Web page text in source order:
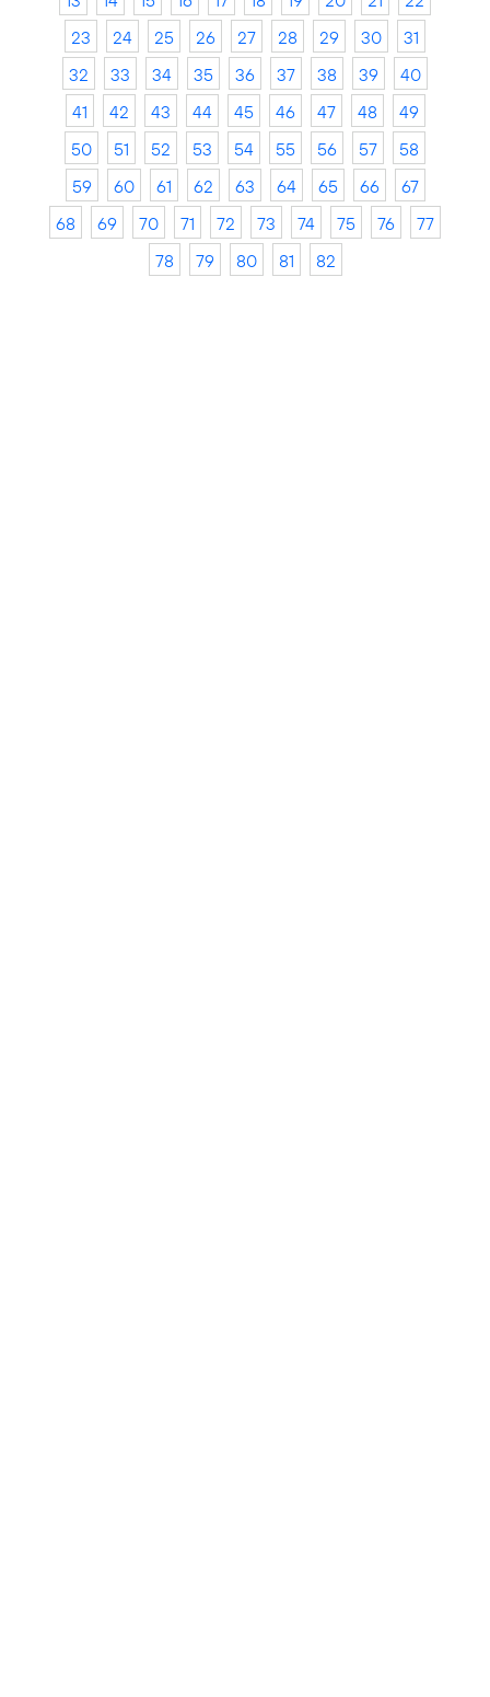
23
24 25 26 27 28 29 30
31
32
33 34 35 36 37 38 39
40
41
42 43 44 45 46 47 48
49
50
51 52 53 54 55 56 57
58
59
60 61 62 63 64 65 66
67
68
69 70 71 72 73 74 75 76
77
78
79 80 81 82